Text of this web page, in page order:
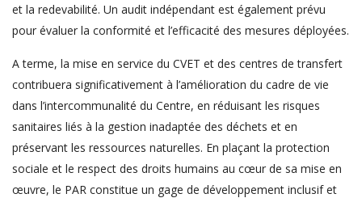
et la redevabilité. Un audit indépendant est également prévu
pour évaluer la conformité et l’efficacité des mesures déployées.
A terme, la mise en service du CVET et des centres de transfert
contribuera significativement à l’amélioration du cadre de vie
dans l’intercommunalité du Centre, en réduisant les risques
sanitaires liés à la gestion inadaptée des déchets et en
préservant les ressources naturelles. En plaçant la protection
sociale et le respect des droits humains au cœur de sa mise en
œuvre, le PAR constitue un gage de développement inclusif et